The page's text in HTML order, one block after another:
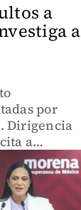
a
a
por
Dirigencia
a
caso
en